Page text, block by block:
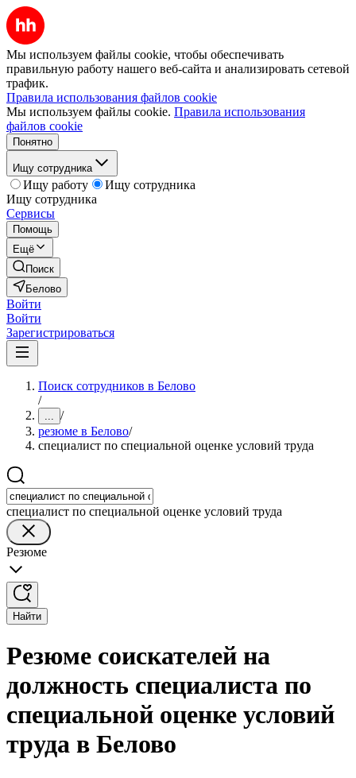
Мы используем файлы cookie, чтобы обеспечивать
правильную работу нашего веб-сайта и анализировать сетевой
трафик.
Правила использования файлов cookie
Мы используем файлы cookie. Правила использования
файлов cookie
Понятно
Ищу сотрудника
Ищу работу
Ищу сотрудника
Ищу сотрудника
Сервисы
Помощь
Ещё
Поиск
Белово
Войти
Войти
Зарегистрироваться
Поиск сотрудников в Белово
/
... /
резюме в Белово/
специалист по специальной оценке условий труда
специалист по специальной оценке условий труда
Резюме
Найти
Резюме соискателей на
должность специалиста по
специальной оценке условий
труда в Белово